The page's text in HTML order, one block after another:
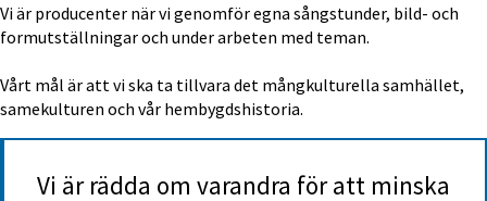
Vi är producenter när vi genomför egna sångstunder, bild- och
formutställningar och under arbeten med teman.
Vårt mål är att vi ska ta tillvara det mångkulturella samhället,
samekulturen och vår hembygdshistoria.
Vi är rädda om varandra för att minska